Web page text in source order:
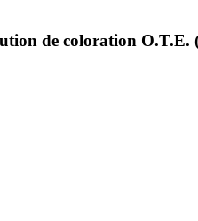
de coloration O.T.E.